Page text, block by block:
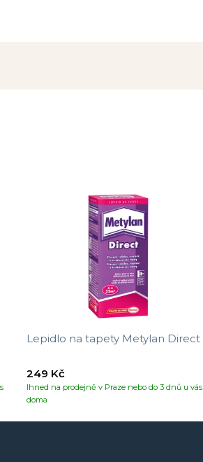
Lepidlo na tapety Metylan Direct
Ihned na prodejně v Praze nebo do 3 dnů u vás
doma
249 Kč